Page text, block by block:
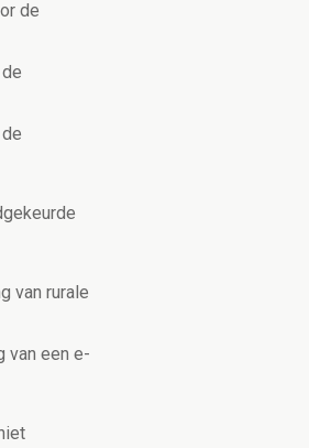
de
van rurale
van een e-